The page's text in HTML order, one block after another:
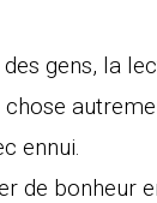
gens, la
ennui.
de bonheur